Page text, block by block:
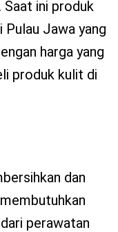
Saat ini produk
Jawa yang
harga yang
produk kulit di
dan
perawatan